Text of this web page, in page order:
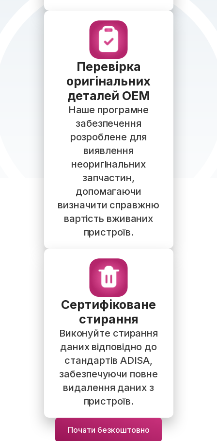
Перевірка
оригінальних
деталей OEM
Наше програмне
забезпечення
розроблене для
виявлення
неоригінальних
запчастин,
допомагаючи
визначити справжню
вартість вживаних
пристроїв.
Сертифіковане
стирання
Виконуйте стирання
даних відповідно до
стандартів ADISA,
забезпечуючи повне
видалення даних з
пристроїв.
Почати безкоштовно